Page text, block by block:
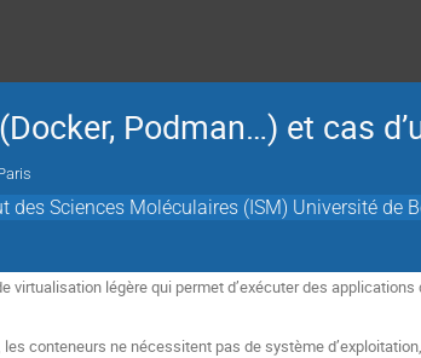
Podman…) et cas
des Sciences Moléculaires (ISM) Université de
virtualisation légère qui permet d’exécuter des
conteneurs ne nécessitent pas de système